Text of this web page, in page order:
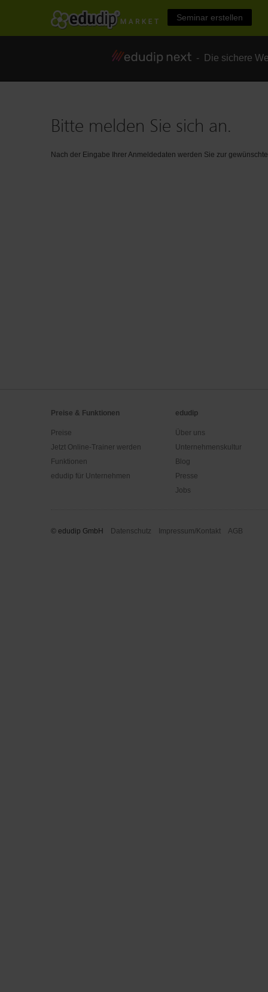
Seminar erstellen
- Die sichere
Bitte melden Sie sich an.
Nach der Eingabe Ihrer Anmeldedaten werden Sie zur
Preise & Funktionen
Preise
Jetzt Online-Trainer werden
Funktionen
edudip für Unternehmen
edudip
Über uns
Unternehmenskultur
Blog
Presse
Jobs
© edudip GmbH Datenschutz Impressum/Kontakt AGB